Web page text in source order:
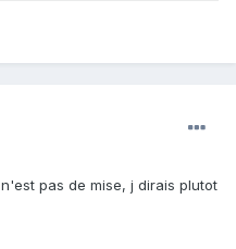
pas de mise, j dirais plutot